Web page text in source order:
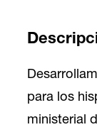
para los
ministerial